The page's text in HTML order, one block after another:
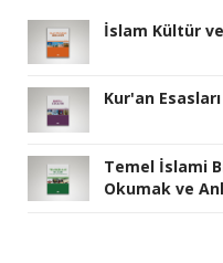
İslam Kültür
Kur'an Esasları
Temel İslami
Okumak ve